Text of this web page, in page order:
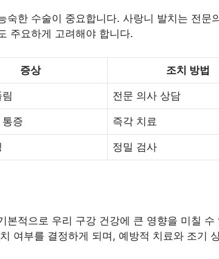
숙한 수술이 중요합니다. 사랑니 발치는 전문
주요하게 고려해야 합니다.
증상 조치 방법
전문 의사 상담
증 즉각 치료
정밀 검사
본적으로 우리 구강 건강에 큰 영향을 미칠
여부를 결정하게 되며, 예방적 치료와 조기